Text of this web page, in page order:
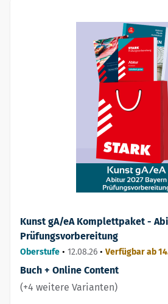
Kunst gA/eA Komplettpaket -
Prüfungsvorbereitung
Oberstufe • 12.08.26 • Verfügbar ab
Buch + Online Content
(+4 weitere Varianten)